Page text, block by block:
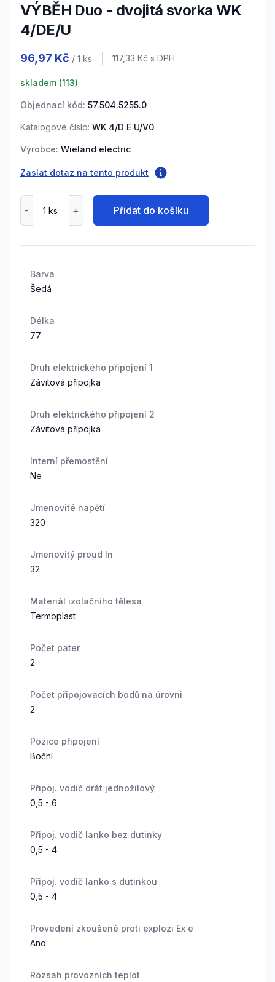
VÝBĚH Duo - dvojitá svorka WK
4/DE/U
96,97 Kč / 1 ks Cena s DPH
117,33 Kč s DPH
skladem (113)
Objednací kód: 57.504.5255.0
Katalogové číslo: WK 4/D E U/V0
Výrobce: Wieland electric
Zaslat dotaz na tento produkt
Přidat do košíku
Barva
Šedá
Délka
77
Druh elektrického připojení 1
Závitová přípojka
Druh elektrického připojení 2
Závitová přípojka
Interní přemostění
Ne
Jmenovité napětí
320
Jmenovitý proud In
32
Materiál izolačního tělesa
Termoplast
Počet pater
2
Počet připojovacích bodů na úrovni
2
Pozice připojení
Boční
Připoj. vodič drát jednožilový
0,5 - 6
Připoj. vodič lanko bez dutinky
0,5 - 4
Připoj. vodič lanko s dutinkou
0,5 - 4
Provedení zkoušené proti explozi Ex e
Ano
Rozsah provozních teplot